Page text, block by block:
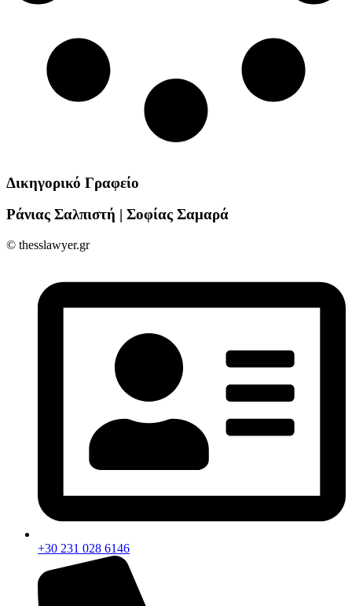
Δικηγορικό Γραφείο
Ράνιας Σαλπιστή | Σοφίας Σαμαρά
© thesslawyer.gr
+30 231 028 6146